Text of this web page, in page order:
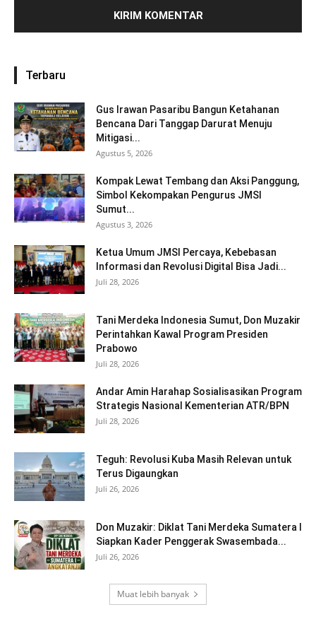
Terbaru
Gus Irawan Pasaribu Bangun Ketahanan
Bencana Dari Tanggap Darurat Menuju
Mitigasi...
Agustus 5, 2026
Kompak Lewat Tembang dan Aksi Panggung,
Simbol Kekompakan Pengurus JMSI
Sumut...
Agustus 3, 2026
Ketua Umum JMSI Percaya, Kebebasan
Informasi dan Revolusi Digital Bisa Jadi...
Juli 28, 2026
Tani Merdeka Indonesia Sumut, Don Muzakir
Perintahkan Kawal Program Presiden
Prabowo
Juli 28, 2026
Andar Amin Harahap Sosialisasikan Program
Strategis Nasional Kementerian ATR/BPN
Juli 28, 2026
Teguh: Revolusi Kuba Masih Relevan untuk
Terus Digaungkan
Juli 26, 2026
Don Muzakir: Diklat Tani Merdeka Sumatera I
Siapkan Kader Penggerak Swasembada...
Juli 26, 2026
Muat lebih banyak